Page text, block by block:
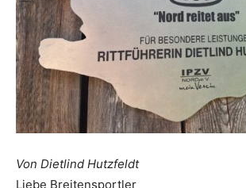
Von Dietlind Hutzfeldt
Liebe Breitensportler